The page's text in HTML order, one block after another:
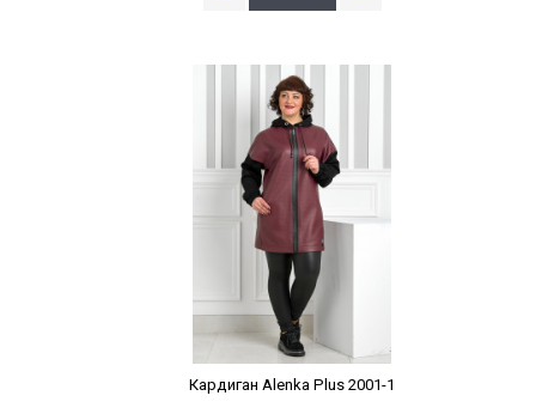
Наклейки Варіант з %
Кардиган Alenka Plus 2001-1